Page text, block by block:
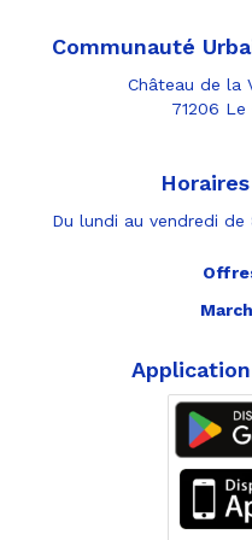
Communauté
Château de la
71206
Du lundi au vendredi de